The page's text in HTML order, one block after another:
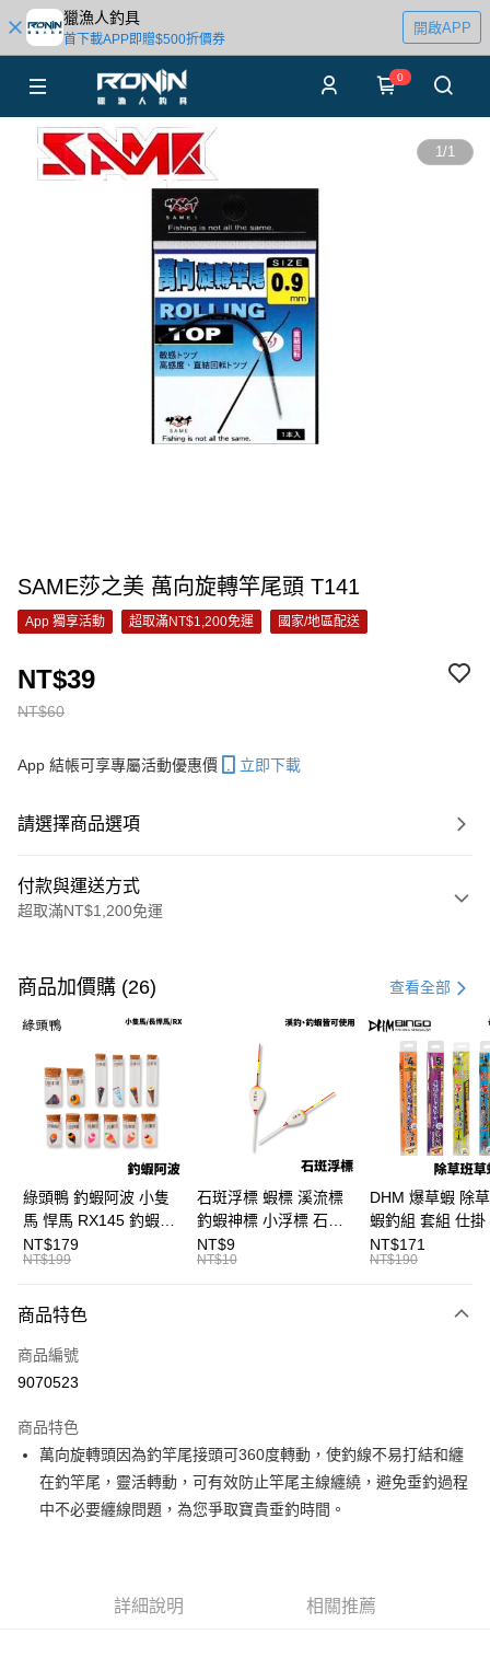
獵漁人釣具
首下載APP即贈$500折價券
開啟APP
0
1/1
SAME莎之美 萬向旋轉竿尾頭 T141
App 獨享活動 超取滿NT$1,200免運 國家/地區配送
NT$60
NT$39
App 結帳可享專屬活動優惠價 立即下載
請選擇商品選項
付款與運送方式
超取滿NT$1,200免運
信用卡一次付款
信用卡分期付款
3 期 0 利率 每期 21家銀行
合作金庫商業銀行
第一商業銀行
華南商業銀行
彰化商業銀行
上海商業儲蓄銀行
台北富邦商業銀行
國泰世華商業銀行
兆豐國際商業銀行
臺灣中小企業銀行
台中商業銀行
匯豐（台灣）商業銀行
華泰商業銀行
聯邦商業銀行
遠東國際商業銀行
元大商業銀行
台灣樂天信用卡公司
超商取貨付款
Apple Pay
悠遊付
大哥付你分期
【大哥付你分期使用說明】
2.付款方式選擇「大哥付你分期」，訂單成立後會自動跳轉到大哥付的交易
流程，驗證手機門號後，選擇欲分期的期數、繳款截止日，確認付款後即完
4.訂單成立30分鐘內，如未前往確認交易或遇審核未通過，訂單將自動取
消。如遇「轉專審核」未通過狀況，表示未達大哥付你分期系統評分，恕無
法說明評估內容。
【繳款方式說明】
1.分期款項不併入電信帳單，「大哥付你分期」於每月結算日後寄送繳費提
相關說明
【關於「AFTEE先享後付」】
便利好安心！
２．便利：只要手機號碼，簡訊認證，即可結帳。
３．安心：先確認商品／服務後，再付款。
【「AFTEE先享後付」結帳流程】
３．收到繳費通知簡訊後14天內，點擊此簡訊中的連結，可透過四大超商／
ATM／網路銀行／等多元方式進行付款，方視為交易完成。
貨到付款
運送方式
付款後全家取貨
商品加價購 (26) 查看全部
綠頭鴨 釣蝦阿波 小隻
馬 悍馬 RX145 釣蝦浮
標 泰國蝦標 阿波
F129
NT$179
NT$199
石斑浮標 蝦標 溪流標
釣蝦神標 小浮標 石斑
標 B411
NT$9
NT$10
DHM 爆草蝦 除
蝦釣組 套組 仕掛
尺/5尺 釣蝦釣組
鈎 H361 H370
NT$171
NT$190
商品特色
商品編號
9070523
商品特色
萬向旋轉頭因為釣竿尾接頭可360度轉動，使釣線不易打結和纏
在釣竿尾，靈活轉動，可有效防止竿尾主線纏繞，避免垂釣過程
中不必要纏線問題，為您爭取寶貴垂釣時間。
詳細說明 相關推薦